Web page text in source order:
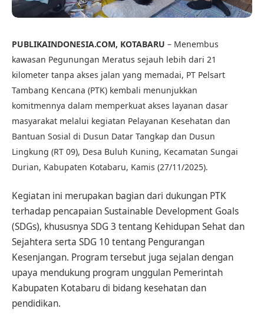
PUBLIKAINDONESIA.COM, KOTABARU – Menembus
kawasan Pegunungan Meratus sejauh lebih dari 21
kilometer tanpa akses jalan yang memadai, PT Pelsart
Tambang Kencana (PTK) kembali menunjukkan
komitmennya dalam memperkuat akses layanan dasar
masyarakat melalui kegiatan Pelayanan Kesehatan dan
Bantuan Sosial di Dusun Datar Tangkap dan Dusun
Lingkung (RT 09), Desa Buluh Kuning, Kecamatan Sungai
Durian, Kabupaten Kotabaru, Kamis (27/11/2025).
Kegiatan ini merupakan bagian dari dukungan PTK
terhadap pencapaian Sustainable Development Goals
(SDGs), khususnya SDG 3 tentang Kehidupan Sehat dan
Sejahtera serta SDG 10 tentang Pengurangan
Kesenjangan. Program tersebut juga sejalan dengan
upaya mendukung program unggulan Pemerintah
Kabupaten Kotabaru di bidang kesehatan dan
pendidikan.